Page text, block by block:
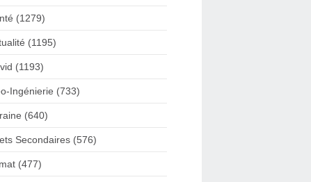
(1279)
(1195)
(1193)
Ingénierie (733)
(640)
Secondaires (576)
(477)